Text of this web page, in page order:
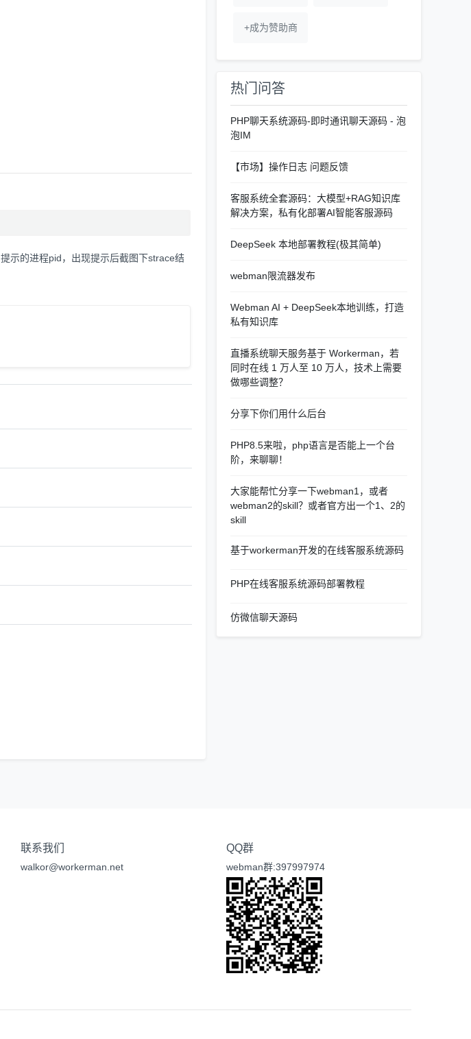
提示的进程pid，出现提示后截图下strace结
+成为赞助商
热门问答
PHP聊天系统源码-即时通讯聊天源码 - 泡
泡IM
【市场】操作日志 问题反馈
客服系统全套源码：大模型+RAG知识库
解决方案，私有化部署AI智能客服源码
DeepSeek 本地部署教程(极其简单)
webman限流器发布
Webman AI + DeepSeek本地训练，打造
私有知识库
直播系统聊天服务基于 Workerman，若
同时在线 1 万人至 10 万人，技术上需要
做哪些调整？
分享下你们用什么后台
PHP8.5来啦，php语言是否能上一个台
阶，来聊聊！
大家能帮忙分享一下webman1，或者
webman2的skill？或者官方出一个1、2的
skill
基于workerman开发的在线客服系统源码
PHP在线客服系统源码部署教程
仿微信聊天源码
联系我们
walkor@workerman.net
QQ群
webman群:397997974